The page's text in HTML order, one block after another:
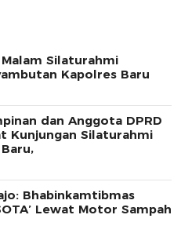
Silaturahmi
Kapolres Baru
dan Anggota DPRD
Kunjungan Silaturahmi
Bhabinkamtibmas
Lewat Motor Sampah